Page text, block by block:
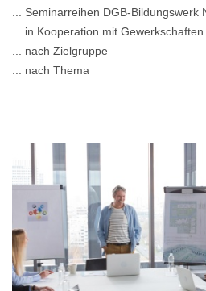
... Seminarreihen DGB-Bildungswerk
... in Kooperation mit Gewerkschaften
... nach Zielgruppe
... nach Thema